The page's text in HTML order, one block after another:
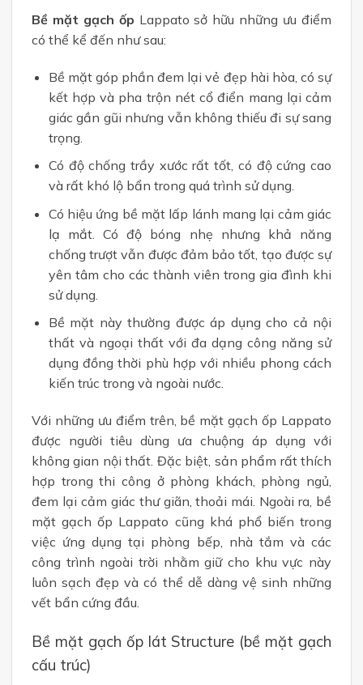
Bề mặt gạch ốp Lappato sở hữu những ưu điểm
có thể kể đến như sau:
Bề mặt góp phần đem lại vẻ đẹp hài hòa, có sự
kết hợp và pha trộn nét cổ điển mang lại cảm
giác gần gũi nhưng vẫn không thiếu đi sự sang
trọng.
Có độ chống trầy xước rất tốt, có độ cứng cao
và rất khó lộ bẩn trong quá trình sử dụng.
Có hiệu ứng bề mặt lấp lánh mang lại cảm giác
lạ mắt. Có độ bóng nhẹ nhưng khả năng
chống trượt vẫn được đảm bảo tốt, tạo được sự
yên tâm cho các thành viên trong gia đình khi
sử dụng.
Bề mặt này thường được áp dụng cho cả nội
thất và ngoại thất với đa dạng công năng sử
dụng đồng thời phù hợp với nhiều phong cách
kiến trúc trong và ngoài nước.
Với những ưu điểm trên, bề mặt gạch ốp Lappato
được người tiêu dùng ưa chuộng áp dụng với
không gian nội thất. Đặc biệt, sản phẩm rất thích
hợp trong thi công ở phòng khách, phòng ngủ,
đem lại cảm giác thư giãn, thoải mái. Ngoài ra, bề
mặt gạch ốp Lappato cũng khá phổ biến trong
việc ứng dụng tại phòng bếp, nhà tắm và các
công trình ngoài trời nhằm giữ cho khu vực này
luôn sạch đẹp và có thể dễ dàng vệ sinh những
vết bẩn cứng đầu.
Bề mặt gạch ốp lát Structure (bề mặt gạch
cấu trúc)